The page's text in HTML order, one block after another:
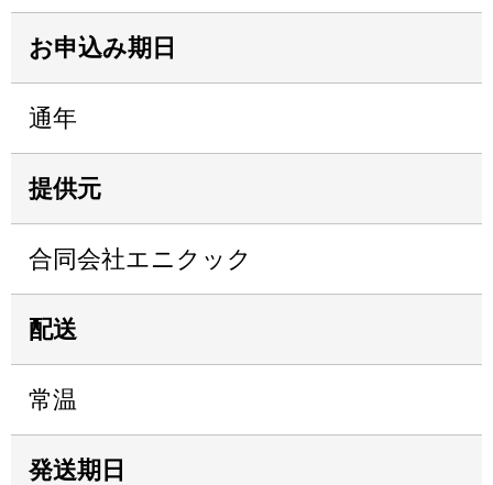
お申込み期日
通年
提供元
合同会社エニクック
配送
常温
発送期日